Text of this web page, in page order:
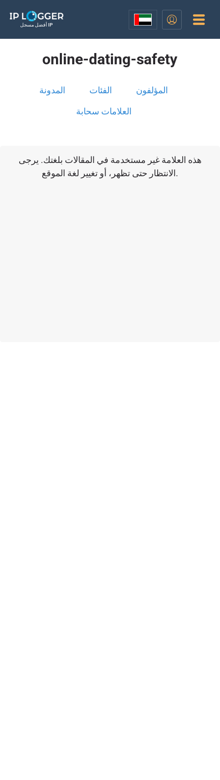
أفضل مسجل IP
online-dating-safety
المدونة الفئات المؤلفون
العلامات سحابة